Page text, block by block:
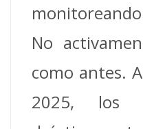
No
como antes.
2025, los